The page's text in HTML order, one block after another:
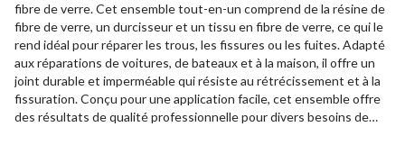
fibre de verre. Cet ensemble tout-en-un comprend de la résine de
fibre de verre, un durcisseur et un tissu en fibre de verre, ce qui le
rend idéal pour réparer les trous, les fissures ou les fuites. Adapté
aux réparations de voitures, de bateaux et à la maison, il offre un
joint durable et imperméable qui résiste au rétrécissement et à la
fissuration. Conçu pour une application facile, cet ensemble offre
des résultats de qualité professionnelle pour divers besoins de